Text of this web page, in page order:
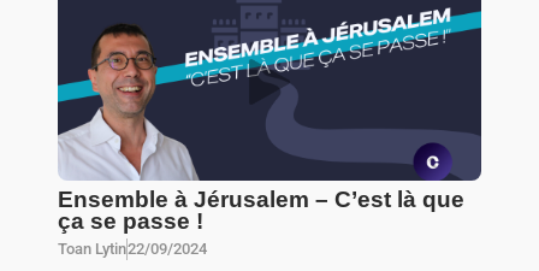
Ensemble à Jérusalem – C’est là que
ça se passe !
Toan Lytin22/09/2024